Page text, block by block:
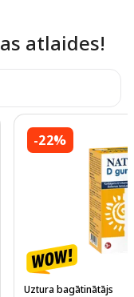
atlaides!
-22%
Uztura bagātinātājs